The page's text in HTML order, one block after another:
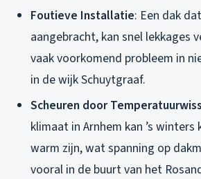
Foutieve Installatie: Een dak
aangebracht, kan snel lekkages
vaak voorkomend probleem in
in de wijk Schuytgraaf.
Scheuren door
klimaat in Arnhem kan ’s winters
warm zijn, wat spanning op
vooral in de buurt van het